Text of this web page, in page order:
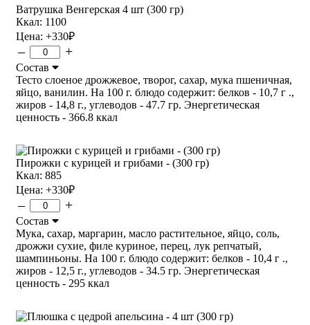
Ватрушка Венгерская 4 шт (300 гр)
Ккал: 1100
Цена: +330₽
– +
Состав
Тесто слоеное дрожжевое, творог, сахар, мука пшеничная,
яйцо, ванилин. На 100 г. блюдо содержит: белков - 10,7 г .,
жиров - 14,8 г., углеводов - 47.7 гр. Энергетическая
ценность - 366.8 ккал
Пирожки с курицей и грибами - (300 гр)
Ккал: 885
Цена: +330₽
– +
Состав
Мука, сахар, маргарин, масло растительное, яйцо, соль,
дрожжи сухие, филе куриное, перец, лук репчатый,
шампиньоны. На 100 г. блюдо содержит: белков - 10,4 г .,
жиров - 12,5 г., углеводов - 34.5 гр. Энергетическая
ценность - 295 ккал